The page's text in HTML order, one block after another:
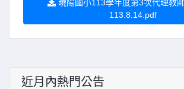
曉陽國小113學年度第3次代理教
113.8.14.pdf
近月內熱門公告